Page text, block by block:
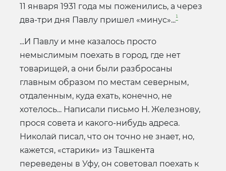
11 января 1931 года мы поженились, а через
два-три дня Павлу пришел «минус»...¹
...И Павлу и мне казалось просто
немыслимым поехать в город, где нет
товарищей, а они были разбросаны
главным образом по местам северным,
отдаленным, куда ехать, конечно, не
хотелось... Написали письмо Н. Железнову,
прося совета и какого-нибудь адреса.
Николай писал, что он точно не знает, но,
кажется, «старики» из Ташкента
переведены в Уфу, он советовал поехать к